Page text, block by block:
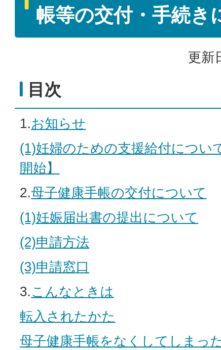
帳等の交付・手続き
更新
目次
1.お知らせ
(1)妊婦のための支援給付につい
開始】
2.母子健康手帳の交付について
(1)妊娠届出書の提出について
(2)申請方法
(3)申請窓口
3.こんなときは
転入されたかた
母子健康手帳をなくしてしまっ